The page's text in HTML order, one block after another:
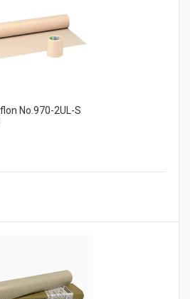
No.970-2UL-S